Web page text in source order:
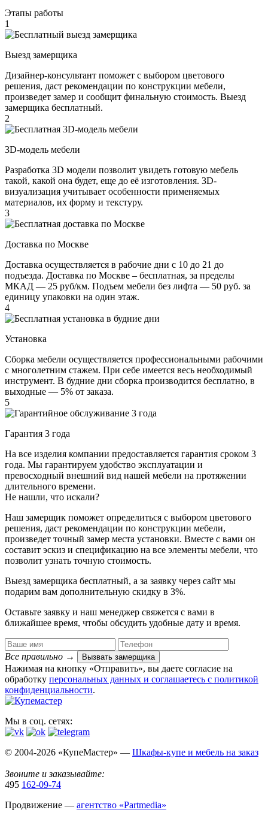
Этапы работы
1
Выезд замерщика
Дизайнер-консультант поможет с выбором цветового
решения, даст рекомендации по конструкции мебели,
произведет замер и сообщит финальную стоимость. Выезд
замерщика бесплатный.
2
3D-модель мебели
Разработка 3D модели позволит увидеть готовую мебель
такой, какой она будет, еще до её изготовления. 3D-
визуализация учитывает особенности применяемых
материалов, их форму и текстуру.
3
Доставка по Москве
Доставка осуществляется в рабочие дни с 10 до 21 до
подъезда. Доставка по Москве – бесплатная, за пределы
МКАД — 25 руб/км. Подъем мебели без лифта — 50 руб. за
единицу упаковки на один этаж.
4
Установка
Сборка мебели осуществляется профессиональными рабочими
с многолетним стажем. При себе имеется весь необходимый
инструмент. В будние дни сборка производится бесплатно, в
выходные — 5% от заказа.
5
Гарантия 3 года
На все изделия компании предоставляется гарантия сроком 3
года. Мы гарантируем удобство эксплуатации и
превосходный внешний вид нашей мебели на протяжении
длительного времени.
Не нашли, что искали?
Наш замерщик поможет определиться с выбором цветового
решения, даст рекомендации по конструкции мебели,
произведет точный замер места установки. Вместе с вами он
составит эскиз и спецификацию на все элементы мебели, что
позволит узнать точную стоимость.
Выезд замерщика бесплатный, а за заявку через сайт мы
подарим вам дополнительную скидку в 3%.
Оставьте заявку и наш менеджер свяжется с вами в
ближайшее время, чтобы обсудить удобные дату и время.
Все правильно → Вызвать замерщика
Нажимая на кнопку «Отправить», вы даете согласие на
обработку персональных данных​ и соглашаетесь c политикой
конфиденциальности.
Мы в соц. сетях:
© 2004-2026 «КупеМастер» — Шкафы-купе и мебель на заказ
Звоните и заказывайте:
495 162-09-74
Продвижение — агентство «Partmedia»